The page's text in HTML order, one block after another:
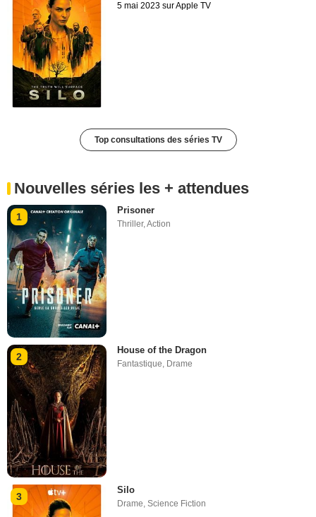
5 mai 2023 sur Apple TV
Top consultations des séries TV
Nouvelles séries les + attendues
1
Prisoner
Thriller,Action
2
House of the Dragon
Fantastique, Drame
3
Silo
Drame,Science Fiction